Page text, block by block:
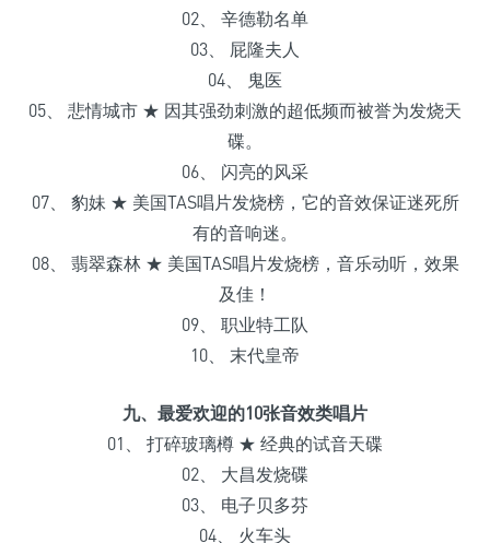
02、 辛德勒名单
03、 屁隆夫人
04、 鬼医
05、 悲情城市 ★ 因其强劲刺激的超低频而被誉为发烧天
碟。
06、 闪亮的风采
07、 豹妹 ★ 美国TAS唱片发烧榜，它的音效保证迷死所
有的音响迷。
08、 翡翠森林 ★ 美国TAS唱片发烧榜，音乐动听，效果
及佳！
09、 职业特工队
10、 末代皇帝
九、最爱欢迎的10张音效类唱片
01、 打碎玻璃樽 ★ 经典的试音天碟
02、 大昌发烧碟
03、 电子贝多芬
04、 火车头